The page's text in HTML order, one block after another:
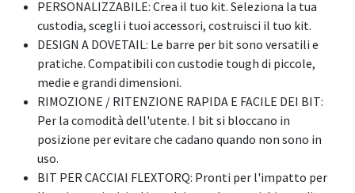
PERSONALIZZABILE: Crea il tuo kit. Seleziona la tua
custodia, scegli i tuoi accessori, costruisci il tuo kit.
DESIGN A DOVETAIL: Le barre per bit sono versatili e
pratiche. Compatibili con custodie tough di piccole,
medie e grandi dimensioni.
RIMOZIONE / RITENZIONE RAPIDA E FACILE DEI BIT:
Per la comodità dell'utente. I bit si bloccano in
posizione per evitare che cadano quando non sono in
uso.
BIT PER CACCIAI FLEXTORQ: Pronti per l'impatto per